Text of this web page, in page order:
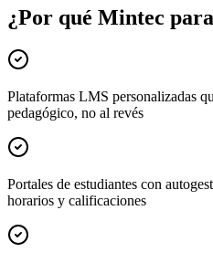
¿Por qué Mintec
Plataformas LMS personalizadas
pedagógico, no al revés
Portales de estudiantes con
horarios y calificaciones